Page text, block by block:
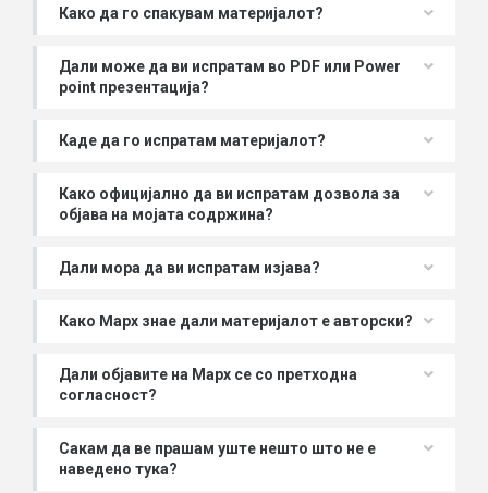
Како да го спакувам материјалот?
Дали може да ви испратам во PDF или Power
point презентација?
Каде да го испратам материјалот?
Како официјално да ви испратам дозвола за
објава на мојата содржина?
Дали мора да ви испратам изјава?
Како Марх знае дали материјалот е авторски?
Дали објавите на Марх се со претходна
согласност?
Сакам да ве прашам уште нешто што не е
наведено тука?